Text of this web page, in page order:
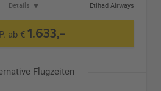
Details
Etihad Airways
ab €1.633,-
Flugzeiten